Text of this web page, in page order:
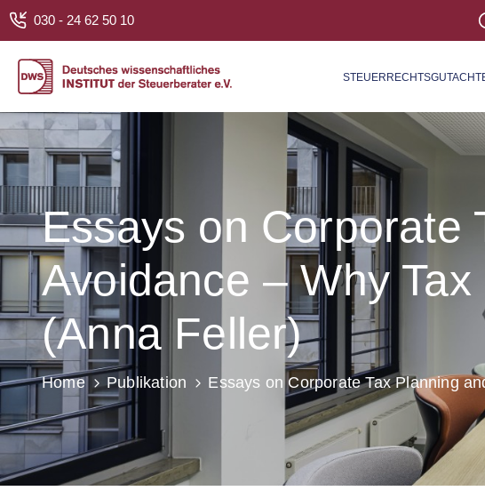
030 - 24 62 50 10
Essays on Corporate
Avoidance – Why
(Anna Feller)
Home Publikation Essays on Corporate Tax Planning